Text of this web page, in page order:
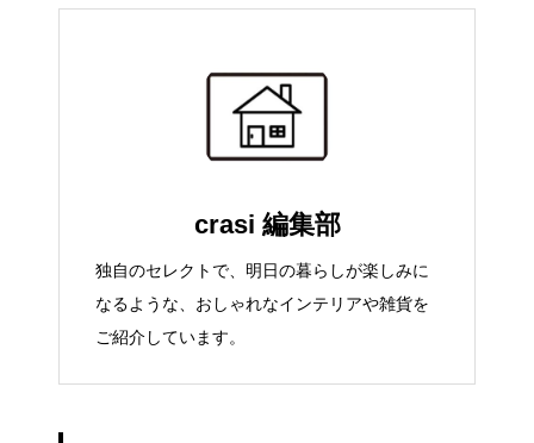
crasi 編集部
独自のセレクトで、明日の暮らしが楽しみに
なるような、おしゃれなインテリアや雑貨を
ご紹介しています。